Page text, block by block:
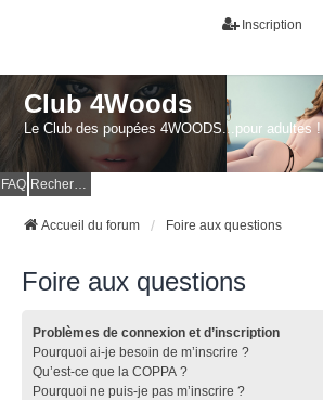
Inscription
Club 4Woods
Le Club des poupées 4WOODS...pour adultes !
FAQ
Accueil du forum Foire aux questions
Foire aux questions
Problèmes de connexion et d’inscription
Pourquoi ai-je besoin de m’inscrire ?
Qu’est-ce que la COPPA ?
Pourquoi ne puis-je pas m’inscrire ?